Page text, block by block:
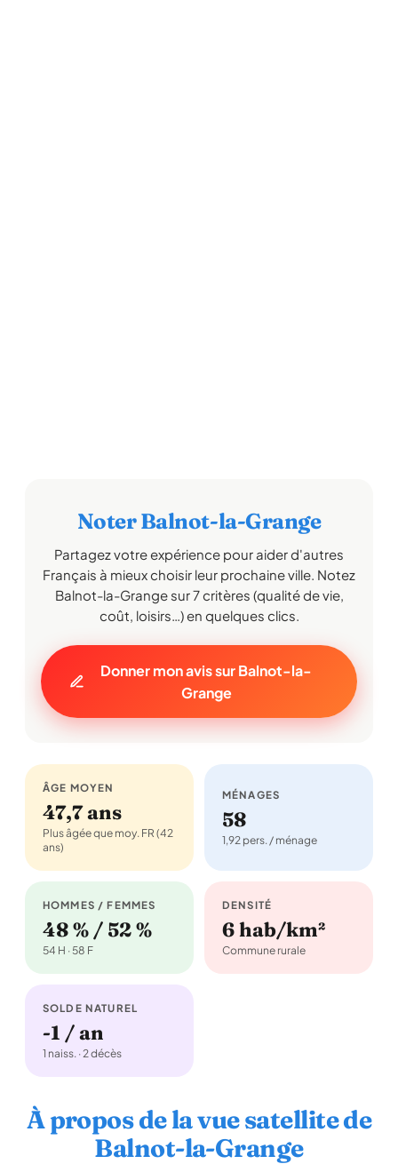
Noter Balnot-la-Grange
Partagez votre expérience pour aider d'autres
Français à mieux choisir leur prochaine ville. Notez
Balnot-la-Grange sur 7 critères (qualité de vie,
coût, loisirs…) en quelques clics.
Donner mon avis sur Balnot-la-
Grange
ÂGE MOYEN
47,7 ans
Plus âgée que moy. FR (42
ans)
MÉNAGES
58
1,92 pers. / ménage
HOMMES / FEMMES
48 % / 52 %
54 H · 58 F
DENSITÉ
6 hab/km²
Commune rurale
SOLDE NATUREL
-1 / an
1 naiss. · 2 décès
À propos de la vue satellite de
Balnot-la-Grange